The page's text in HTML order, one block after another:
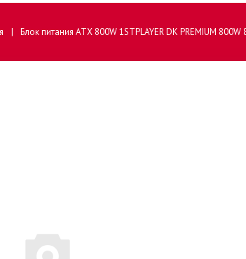
Блок питания ATX 800W 1STPLAYER DK PREMIUM